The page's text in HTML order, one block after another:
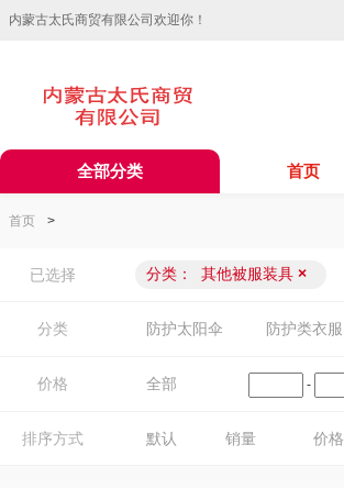
内蒙古太氏商贸有限公司欢迎你！
全部分类 首页
首页 >
已选择 分类： 其他被服装具 ×
分类 防护太阳伞 防护类衣服
价格 全部 -
排序方式 默认 销量 价格